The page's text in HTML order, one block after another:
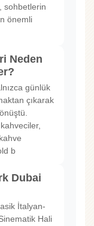
sohbetlerin
önemli
Neden
günlük
çıkarak
b
Dubai
İtalyan-
Hali